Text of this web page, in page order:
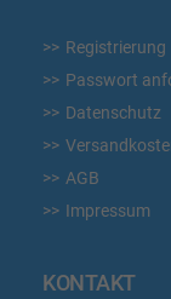
Registrierung
Passwort
Datenschutz
AGB
Impressum
KONTAKT